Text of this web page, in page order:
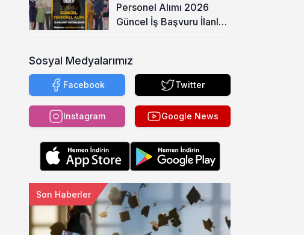
Personel Alımı 2026
Güncel İş Başvuru İlanları
Sosyal Medyalarımız
Facebook Twitter
Instagram Google News
Son Haberler